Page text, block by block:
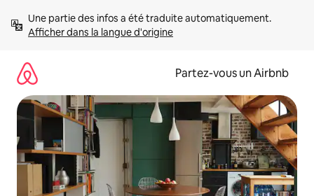
directement
Afficher dans la langue d'origine
Partez-vous un Airbnb